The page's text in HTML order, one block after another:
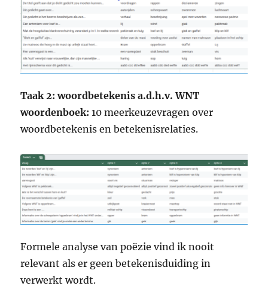
Taak 2: woordbetekenis a.d.h.v. WNT
woordenboek: 10 meerkeuzevragen over
woordbetekenis en betekenisrelaties.
Formele analyse van poëzie vind ik nooit
relevant als er geen betekenisduiding in
verwerkt wordt.